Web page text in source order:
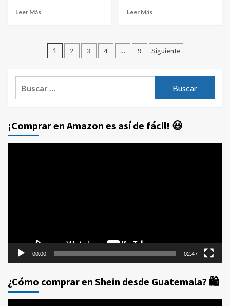
Leer Más Leer Más
Paginación
entradas
1 2 3 4 … 9 Siguiente
¡Comprar en Amazon es así de fácil! 😃
00:00 02:47
¿Cómo comprar en Shein desde Guatemala? 🛍️